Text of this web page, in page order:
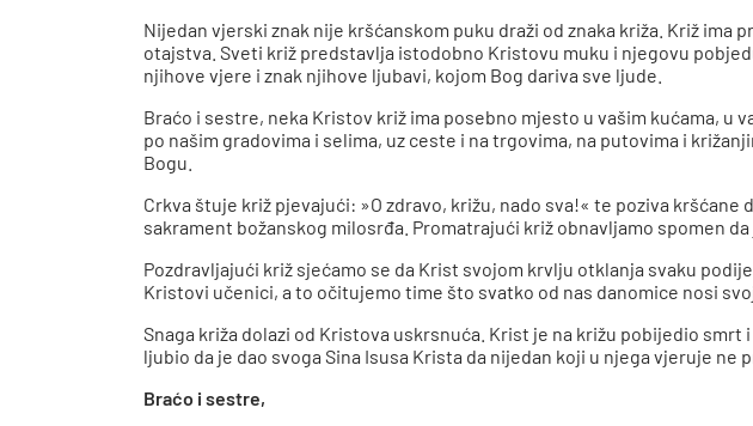
Nijedan vjerski znak nije kršćanskom puku draži od znaka križa. Križ
otajstva. Sveti križ predstavlja istodobno Kristovu muku i njegovu
njihove vjere i znak njihove ljubavi, kojom Bog dariva sve ljude.
Braćo i sestre, neka Kristov križ ima posebno mjesto u vašim kućama,
po našim gradovima i selima, uz ceste i na trgovima, na putovima i
Bogu.
Crkva štuje križ pjevajući: »O zdravo, križu, nado sva!« te poziva
sakrament božanskog milosrđa. Promatrajući križ obnavljamo spomen
Pozdravljajući križ sjećamo se da Krist svojom krvlju otklanja svaku
Kristovi učenici, a to očitujemo time što svatko od nas danomice nosi
Snaga križa dolazi od Kristova uskrsnuća. Krist je na križu pobijedio
ljubio da je dao svoga Sina Isusa Krista da nijedan koji u njega vjeruje ne
Braćo i sestre,